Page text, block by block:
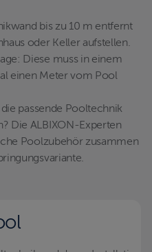
bis zu 10 m entfernt
oder Keller aufstellen.
Diese muss in einem
einen Meter vom Pool
passende Pooltechnik
Die ALBIXON-Experten
Poolzubehör zusammen